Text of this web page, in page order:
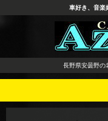
長野県
イール
ーデ
車好き、音楽
長野県安曇野の